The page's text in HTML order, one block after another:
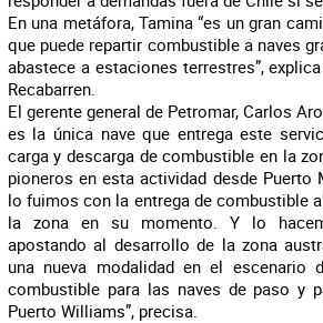
En una metáfora, Tamina “es un gran
que puede repartir combustible a naves
abastece a estaciones terrestres”,
Recabarren.
El gerente general de Petromar, Carlos
es la única nave que entrega este
carga y descarga de combustible en la
pioneros en esta actividad desde
lo fuimos con la entrega de combustible
la zona en su momento. Y lo
apostando al desarrollo de la zona
una nueva modalidad en el escenario
combustible para las naves de paso y
Puerto Williams”, precisa.